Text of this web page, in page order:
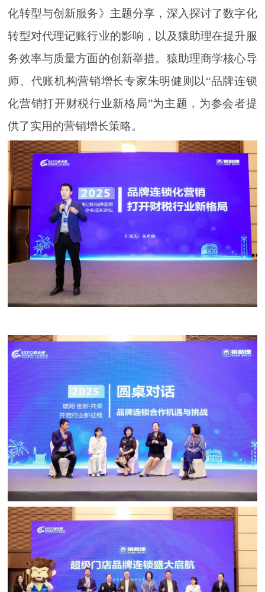
化转型与创新服务》主题分享，深入探讨了数字化
转型对代理记账行业的影响，以及猿助理在提升服
务效率与质量方面的创新举措。猿助理商学核心导
师、代账机构营销增长专家朱明健则以“品牌连锁
化营销打开财税行业新格局”为主题，为参会者提
供了实用的营销增长策略。